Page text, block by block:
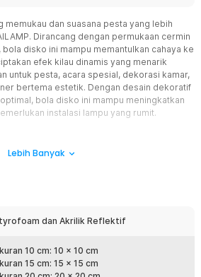
memukau dan suasana pesta yang lebih
Dirancang dengan permukaan cermin
disko ini mampu memantulkan cahaya ke
efek kilau dinamis yang menarik
untuk pesta, acara spesial, dekorasi kamar,
bertema estetik. Dengan desain dekoratif
bola disko ini mampu meningkatkan
instalasi lampu yang rumit.
maksimal. Pantulan ini menyebar ke
cukup untuk mengubah suasana ruangan
berkarakter.
Cahaya
efek pencahayaan, bola disko ini juga
Lebih Banyak
dan Akrilik Reflektif
10 cm: 10 x 10 cm
15 cm: 15 x 15 cm